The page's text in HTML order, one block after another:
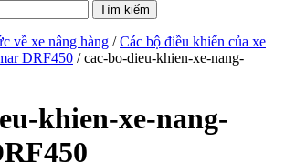
về xe nâng hàng /Các bộ điều khiển của xe
DRF450 / cac-bo-dieu-khien-xe-nang-
khien-xe-nang-